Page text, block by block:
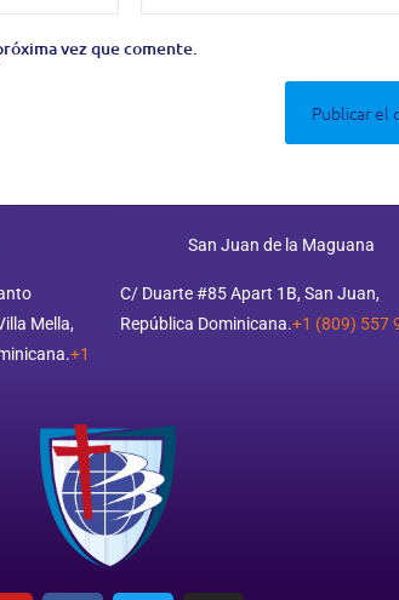
vez que comente.
Mella,
+1
San Juan de la Maguana
C/ Duarte #85 Apart 1B, San Juan,
República Dominicana.+1 (809) 557